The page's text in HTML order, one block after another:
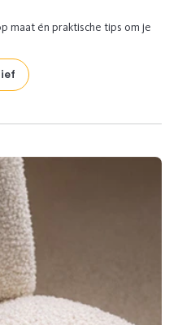
maat én praktische tips om je